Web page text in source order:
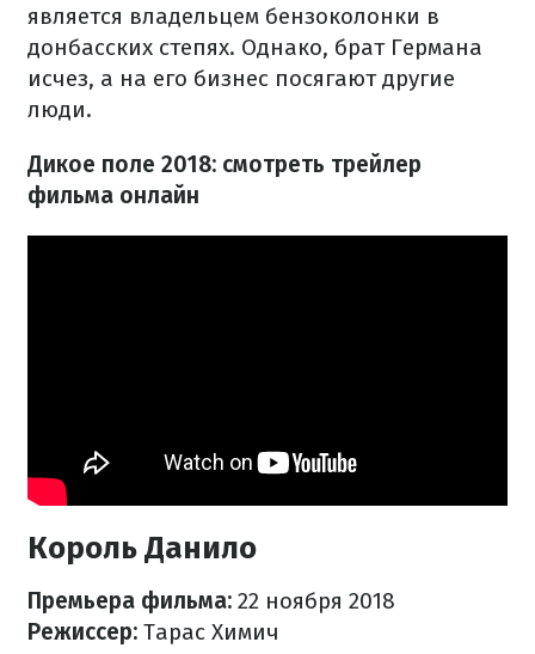
является владельцем бензоколонки в
донбасских степях. Однако, брат Германа
исчез, а на его бизнес посягают другие
люди.
Дикое поле 2018: смотреть трейлер
фильма онлайн
Король Данило
Премьера фильма: 22 ноября 2018
Режиссер: Тарас Химич